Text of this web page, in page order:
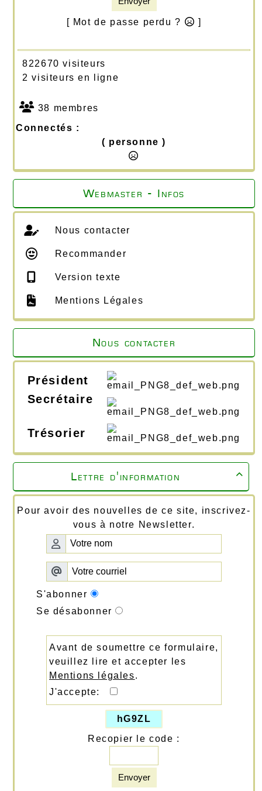
[ Mot de passe perdu ? ]
822670 visiteurs
2 visiteurs en ligne
38 membres
Connectés :
( personne )
Webmaster - Infos
Nous contacter
Recommander
Version texte
Mentions Légales
Nous contacter
Président
Secrétaire
Trésorier

Lettre d'information
Pour avoir des nouvelles de ce site, inscrivez-
vous à notre Newsletter.
S'abonner
Se désabonner
Avant de soumettre ce formulaire,
veuillez lire et accepter les
Mentions légales.
J'accepte:
hG9ZL
Recopier le code :
Envoyer